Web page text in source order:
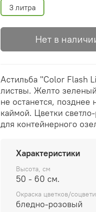
3 литра
Нет в
Астильба "Color Flash
листвы. Желто
не останется, позднее
каймой. Цветки
для контейнерного
Характеристики
Высота, см
50 - 60 см.
Окраска цветков/
бледно-розовый